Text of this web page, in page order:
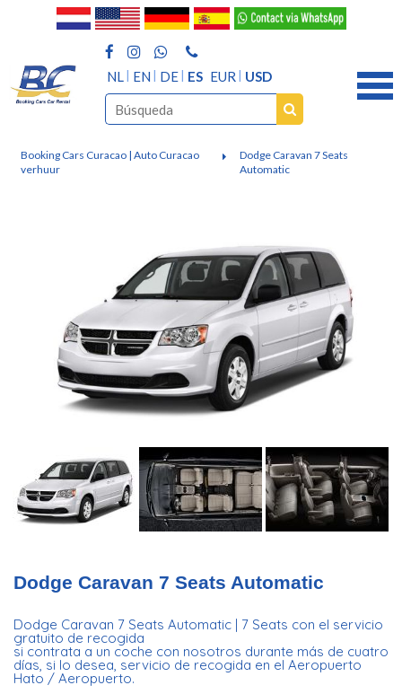
NL EN DE ES EUR USD
Booking Cars Curacao | Auto Curacao
verhuur
Dodge Caravan 7 Seats
Automatic
Dodge Caravan 7 Seats Automatic
Dodge Caravan 7 Seats Automatic | 7 Seats con el servicio
gratuito de recogida
si contrata a un coche con nosotros durante más de cuatro
días, si lo desea, servicio de recogida en el Aeropuerto
Hato / Aeropuerto.